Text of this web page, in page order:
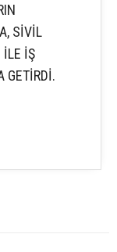
SİVİL
İLE İŞ
GETİRDİ.